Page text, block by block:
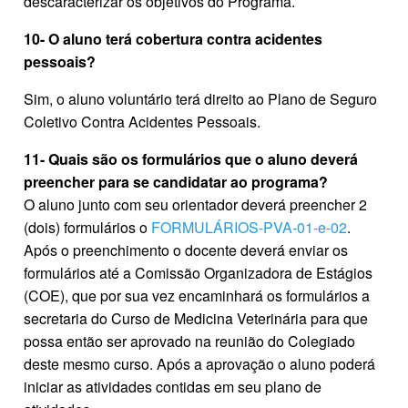
10- O aluno terá cobertura contra acidentes
pessoais?
Sim, o aluno voluntário terá direito ao Plano de Seguro
Coletivo Contra Acidentes Pessoais.
11- Quais são os formulários que o aluno deverá
preencher para se candidatar ao programa?
O aluno junto com seu orientador deverá preencher 2
(dois) formulários o FORMULÁRIOS-PVA-01-e-02.
Após o preenchimento o docente deverá enviar os
formulários até a Comissão Organizadora de Estágios
(COE), que por sua vez encaminhará os formulários a
secretaria do Curso de Medicina Veterinária para que
possa então ser aprovado na reunião do Colegiado
deste mesmo curso. Após a aprovação o aluno poderá
iniciar as atividades contidas em seu plano de